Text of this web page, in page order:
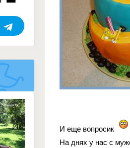
И еще вопросик
На днях у нас с